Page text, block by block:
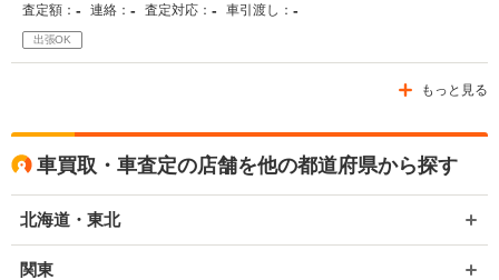
査定額： - 連絡： - 査定対応： - 車引渡し： -
出張OK
もっと見る
車買取・車査定の店舗を他の都道府県から探す
北海道・東北
関東